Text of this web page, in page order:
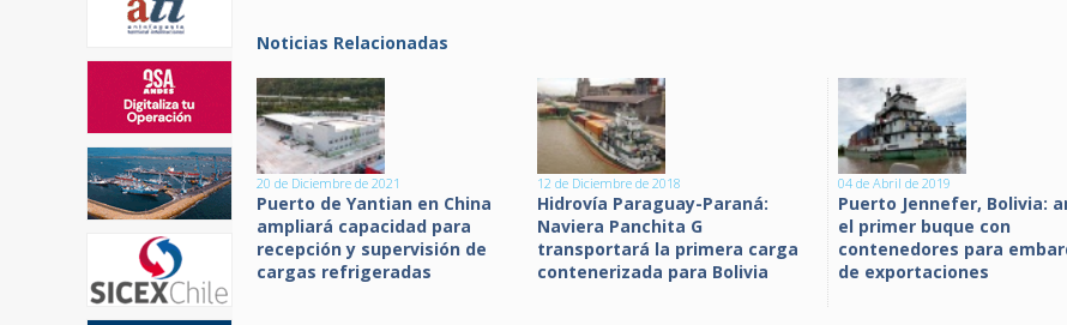
Noticias Relacionadas
20 de Diciembre de 2021
Puerto de Yantian en China
ampliará capacidad para
recepción y supervisión de
cargas refrigeradas
12 de Diciembre de 2018
Hidrovía Paraguay-Paraná:
Naviera Panchita G
transportará la primera carga
contenerizada para Bolivia
04 de Abril de 2019
Puerto Jennefer, Bolivia:
el primer buque con
contenedores para
de exportaciones